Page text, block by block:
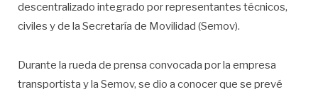
descentralizado integrado por representantes técnicos,
civiles y de la Secretaría de Movilidad (Semov).
Durante la rueda de prensa convocada por la empresa
transportista y la Semov, se dio a conocer que se prevé